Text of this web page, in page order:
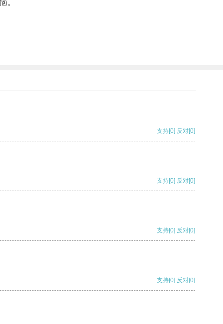
。
支持[0] 反对[0]
支持[0] 反对[0]
支持[0] 反对[0]
支持[0] 反对[0]